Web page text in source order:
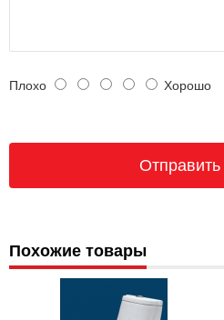
Плохо Хорошо
Похожие товары